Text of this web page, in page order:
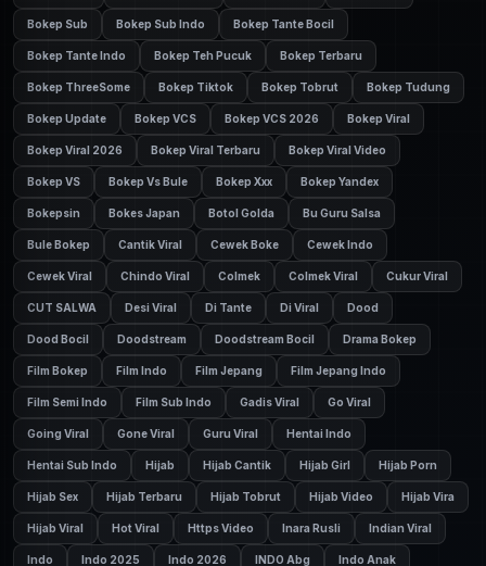
Bokep Sub Bokep Sub Indo Bokep Tante Bocil
Bokep Tante Indo Bokep Teh Pucuk Bokep Terbaru
Bokep ThreeSome Bokep Tiktok Bokep Tobrut Bokep Tudung
Bokep Update Bokep VCS Bokep VCS 2026 Bokep Viral
Bokep Viral 2026 Bokep Viral Terbaru Bokep Viral Video
Bokep VS Bokep Vs Bule Bokep Xxx Bokep Yandex
Bokepsin Bokes Japan Botol Golda Bu Guru Salsa
Bule Bokep Cantik Viral Cewek Boke Cewek Indo
Cewek Viral Chindo Viral Colmek Colmek Viral Cukur Viral
CUT SALWA Desi Viral Di Tante Di Viral Dood
Dood Bocil Doodstream Doodstream Bocil Drama Bokep
Film Bokep Film Indo Film Jepang Film Jepang Indo
Film Semi Indo Film Sub Indo Gadis Viral Go Viral
Going Viral Gone Viral Guru Viral Hentai Indo
Hentai Sub Indo Hijab Hijab Cantik Hijab Girl Hijab Porn
Hijab Sex Hijab Terbaru Hijab Tobrut Hijab Video Hijab Vira
Hijab Viral Hot Viral Https Video Inara Rusli Indian Viral
Indo Indo 2025 Indo 2026 INDO Abg Indo Anak